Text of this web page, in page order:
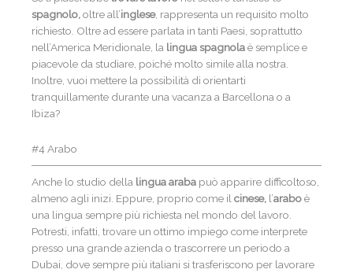
spagnolo,oltre all’inglese, rappresenta un requisito molto
richiesto. Oltre ad essere parlata in tanti Paesi, soprattutto
nell’America Meridionale, la lingua spagnolaè semplice e
piacevole da studiare, poiché molto simile alla nostra.
Inoltre, vuoi mettere la possibilità di orientarti
tranquillamente durante una vacanza a Barcellona o a
Ibiza?
#4 Arabo
Anche lo studio della lingua araba può apparire difficoltoso,
almeno agli inizi. Eppure, proprio come il cinese, l’araboè
una lingua sempre più richiesta nel mondo del lavoro.
Potresti, infatti, trovare un ottimo impiego come interprete
presso una grande azienda o trascorrere un periodo a
Dubai, dove sempre più italiani si trasferiscono per lavorare